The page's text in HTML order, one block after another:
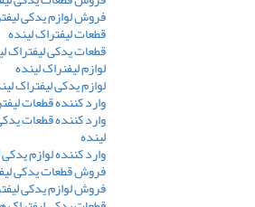
فروش لوازم یدکی
قطعات لیفتراک لینده
قطعات یدکی لیفتراک
لوازم لیفنراک لینده
لوازم یدکی لیفتراک
وارد کننده قطعات
وارد کننده قطعات
لینده
وارد کننده لوازم
فروش قطعات یدکی
فروش لوازم یدکی